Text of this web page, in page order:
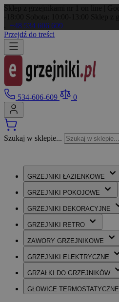
+48 534 606 609
Przejdź do treści
534-606-609 0
Szukaj w sklepie...
GRZEJNIKI ŁAZIENKOWE
GRZEJNIKI POKOJOWE
GRZEJNIKI DEKORACYJNE
GRZEJNIKI RETRO
ZAWORY GRZEJNIKOWE
GRZEJNIKI ELEKTRYCZNE
GRZAŁKI DO GRZEJNIKÓW
GŁOWICE TERMOSTATYCZNE